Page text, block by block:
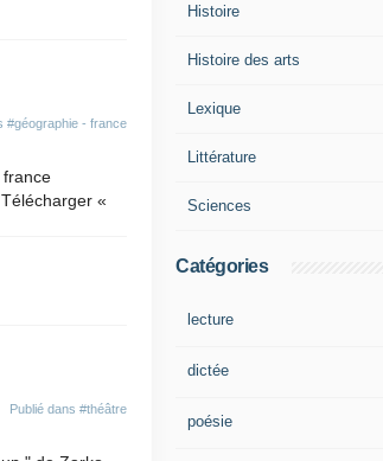
#géographie - france
«
Publié dans #théâtre
Histoire
Histoire des arts
Lexique
Littérature
Sciences
Catégories
lecture
dictée
poésie